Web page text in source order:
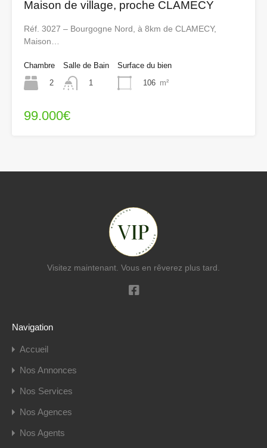
Maison de village, proche CLAMECY
Réf. 3027 – Bourgogne Nord, à 8km de CLAMECY,
Maison…
Chambre
2
Salle de Bain
1
Surface du bien
106 m²
99.000€
Visitez maintenant. Vous en rêverez plus tard.
Navigation
Accueil
Nos Annonces
Nos Services
Nos Agences
Nos Agents